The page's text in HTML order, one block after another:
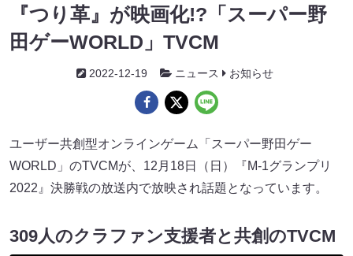
『つり革』が映画化!?「スーパー野
田ゲーWORLD」TVCM
2022-12-19 ニュース お知らせ
ユーザー共創型オンラインゲーム「スーパー野⽥ゲー
WORLD」のTVCMが、12月18日（日）『M-1グランプリ
2022』決勝戦の放送内で放映され話題となっています。
309人のクラファン支援者と共創のTVCM